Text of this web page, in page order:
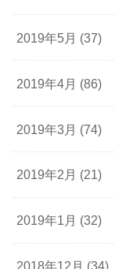
2019年5月 (37)
2019年4月 (86)
2019年3月 (74)
2019年2月 (21)
2019年1月 (32)
2018年12月 (34)